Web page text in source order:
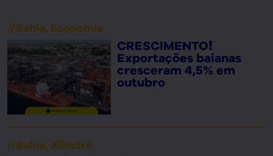
//Bahia, Economia
CRESCIMENTO❗
Exportações baianas
cresceram 4,5% em
outubro
//Bahia, Xilindró